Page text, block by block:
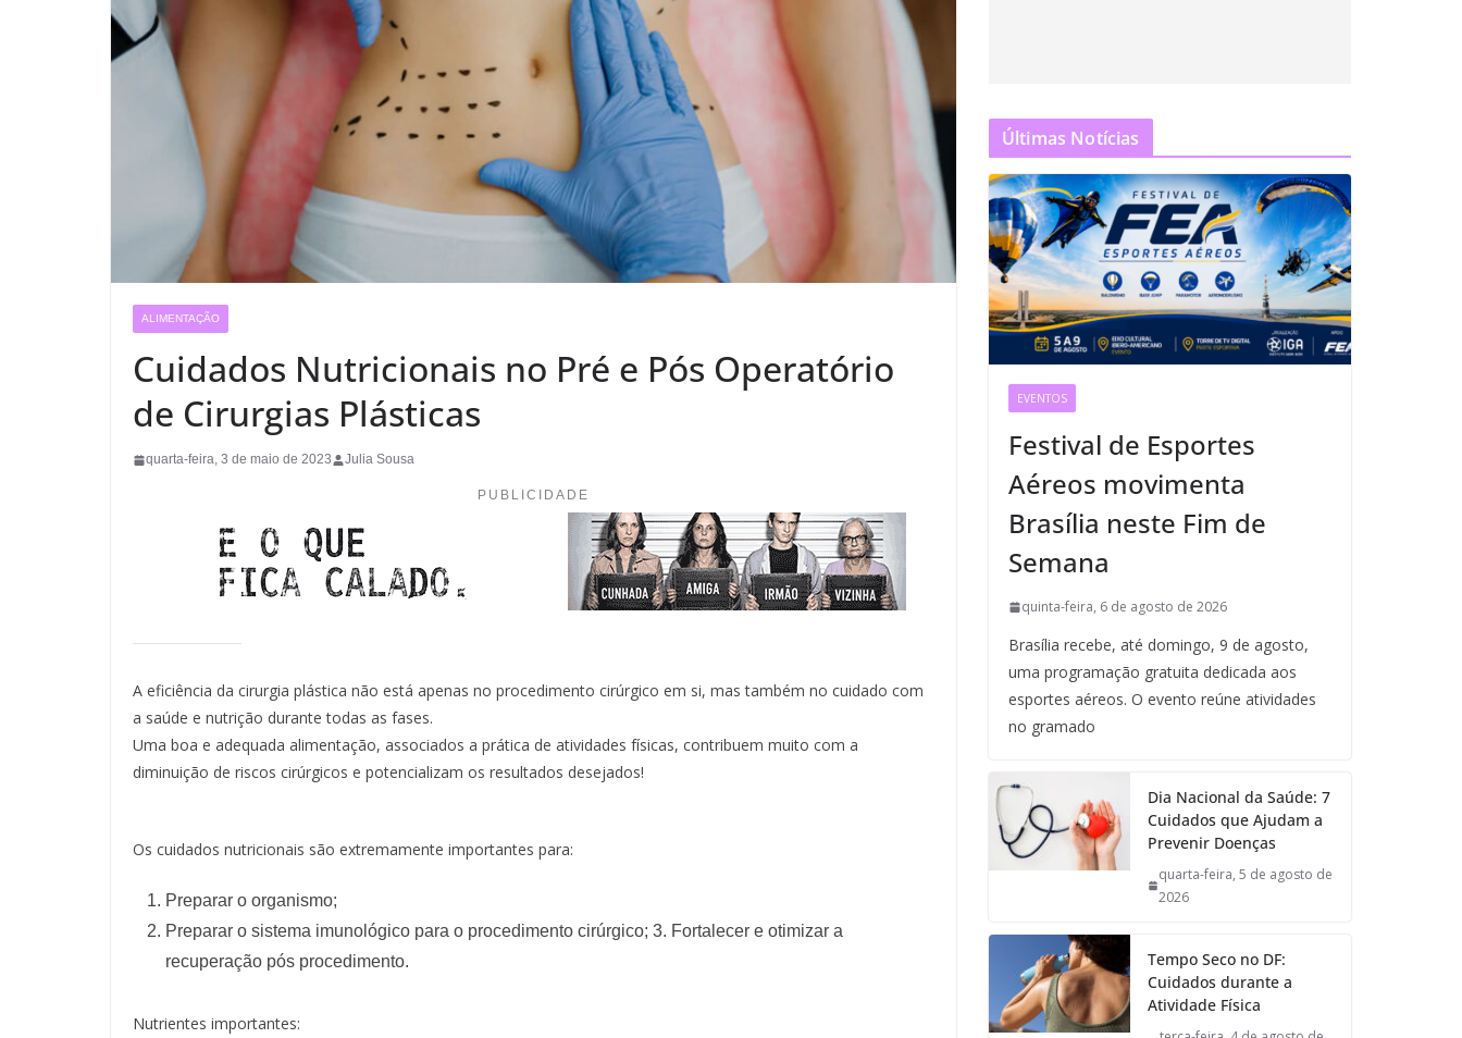
ALIMENTAÇÃO
Cuidados Nutricionais no Pré e Pós Operatório
de Cirurgias Plásticas
quarta-feira, 3 de maio de 2023 Julia Sousa
PUBLICIDADE
A eficiência da cirurgia plástica não está apenas no procedimento cirúrgico em si, mas também no cuidado com
a saúde e nutrição durante todas as fases.
Uma boa e adequada alimentação, associados a prática de atividades físicas, contribuem muito com a
diminuição de riscos cirúrgicos e potencializam os resultados desejados!
Os cuidados nutricionais são extremamente importantes para:
Preparar o organismo;
Preparar o sistema imunológico para o procedimento cirúrgico; 3. Fortalecer e otimizar a
recuperação pós procedimento.
Nutrientes importantes:
Últimas Notícias
EVENTOS
Festival de Esportes
Aéreos movimenta
Brasília neste Fim de
Semana
quinta-feira, 6 de agosto de 2026
Brasília recebe, até domingo, 9 de agosto,
uma programação gratuita dedicada aos
esportes aéreos. O evento reúne atividades
no gramado
Dia Nacional da Saúde: 7
Cuidados que Ajudam a
Prevenir Doenças
quarta-feira, 5 de agosto de
2026
Tempo Seco no DF:
Cuidados durante a
Atividade Física